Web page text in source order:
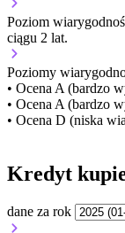
Poziom
ciągu 2 lat.
Poziomy
• Ocena A (bardzo
• Ocena A (bardzo
• Ocena D (niska
Kredyt
dane za rok